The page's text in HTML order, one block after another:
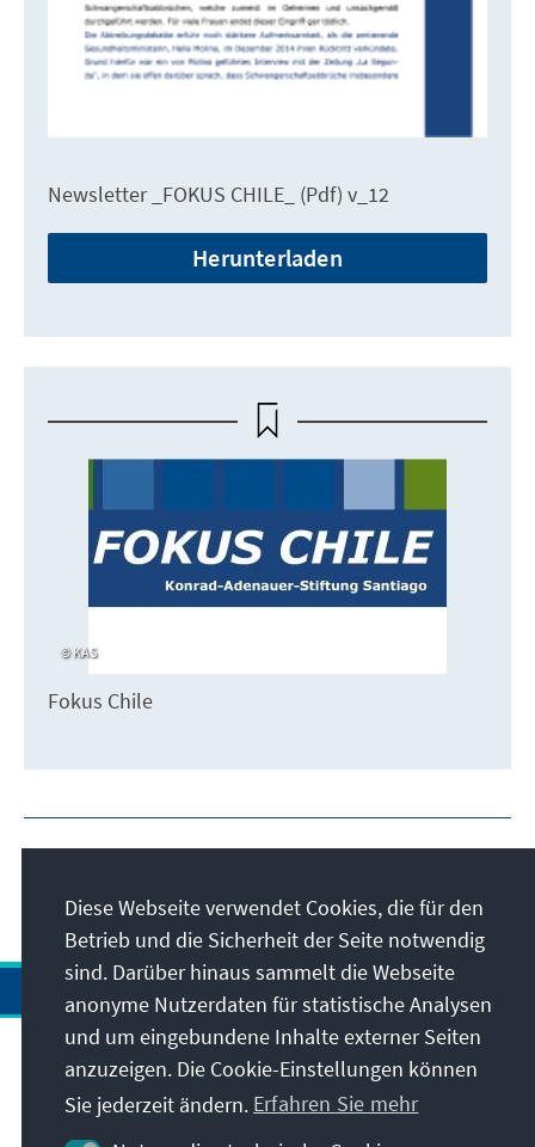
Newsletter _FOKUS CHILE_ (Pdf) v_12
Herunterladen
KAS
Fokus Chile
Anschrift
Kontakt
Diese Webseite verwendet Cookies, die für den
Betrieb und die Sicherheit der Seite notwendig
sind. Darüber hinaus sammelt die Webseite
anonyme Nutzerdaten für statistische Analysen
und um eingebundene Inhalte externer Seiten
anzuzeigen. Die Cookie-Einstellungen können
Sie jederzeit ändern. Erfahren Sie mehr